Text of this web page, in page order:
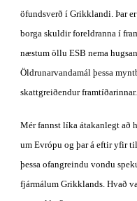
öfundsverð í Grikklandi. Þar
borga skuldir foreldranna í
næstum öllu ESB nema
Öldrunarvandamál þessa
skattgreiðendur framtíðarinnar.
Mér fannst líka átakanlegt að
um Evrópu og þar á eftir yfir
þessa ofangreindu vondu
fjármálum Grikklands. Hvað